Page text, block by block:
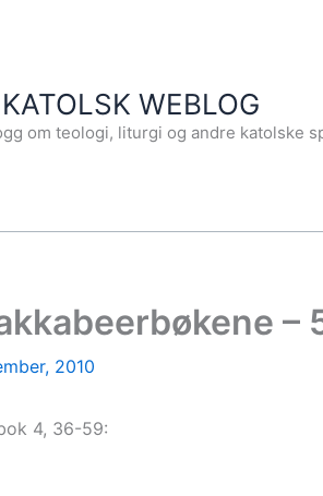
WEBLOG
om teologi, liturgi og andre katolske
–
2010
4, 36-59: